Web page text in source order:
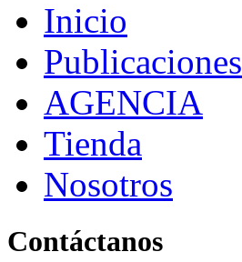
Inicio
Publicaciones
AGENCIA
Tienda
Nosotros
Contáctanos